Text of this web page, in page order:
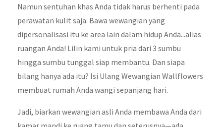
Namun sentuhan khas Anda tidak harus berhenti pada
perawatan kulit saja. Bawa wewangian yang
dipersonalisasi itu ke area lain dalam hidup Anda...alias
ruangan Anda! Lilin kami untuk pria dari 3 sumbu
hingga sumbu tunggal siap membantu. Dan siapa
bilang hanya ada itu? Isi Ulang Wewangian Wallflowers
membuat rumah Anda wangi sepanjang hari.
Jadi, biarkan wewangian asli Anda membawa Anda dari